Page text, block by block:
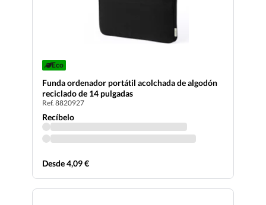
Eco
Funda ordenador portátil acolchada de algodón
reciclado de 14 pulgadas
Ref. 8820927
Recíbelo
Desde 4,09 €